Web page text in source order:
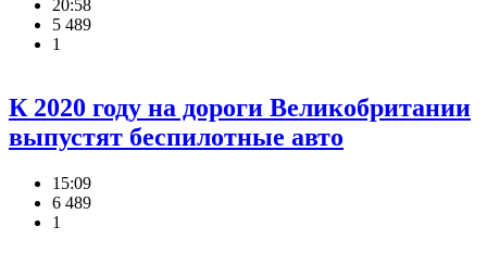
20:58
5 489
1
К 2020 году на дороги Великобритании
выпустят беспилотные авто
15:09
6 489
1